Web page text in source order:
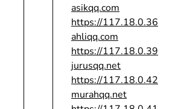
asikqq.com
https://117.18.0.36
ahliqq.com
https://117.18.0.39
jurusqq.net
https://117.18.0.42
murahqq.net